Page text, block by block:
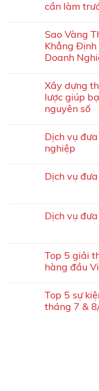
cần làm
Sao Vàng
Khẳng Định
Doanh
Xây dựng
lược giúp
nguyên số
Dịch vụ
nghiệp
Dịch vụ
Dịch vụ
Top 5 giải
hàng đầu
Top 5 sự
tháng 7 &